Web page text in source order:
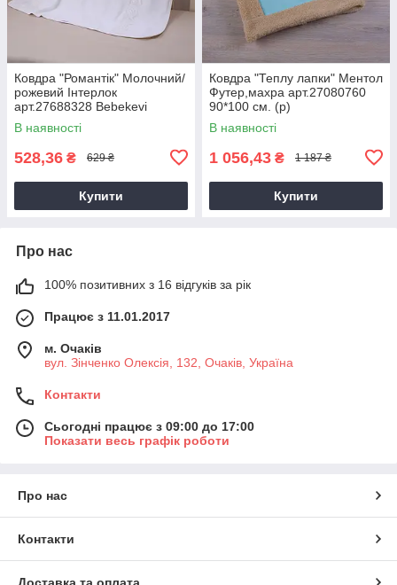
Ковдра "Романтік" Молочний/
рожевий Інтерлок
арт.27688328 Bebekevi
Туреччина 85*90 см.(р)
В наявності
528,36 ₴ 629 ₴
Купити
Ковдра "Теплу лапки" Ментол
Футер,махра арт.27080760
90*100 см. (р)
В наявності
1 056,43 ₴ 1 187 ₴
Купити
Про нас
100% позитивних з 16 відгуків за рік
Працює з 11.01.2017
м. Очаків
вул. Зінченко Олексія, 132, Очаків, Україна
Контакти
Сьогодні працює з 09:00 до 17:00
Показати весь графік роботи
Про нас
Контакти